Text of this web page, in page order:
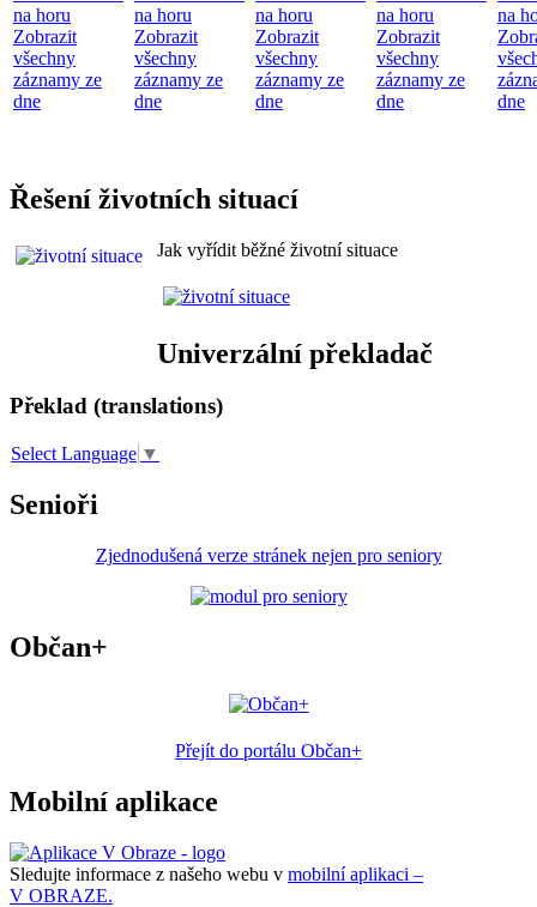
na horu
Zobrazit
všechny
záznamy ze
dne
na horu
Zobrazit
všechny
záznamy ze
dne
na horu
Zobrazit
všechny
záznamy ze
dne
na horu
Zobrazit
všechny
záznamy ze
dne
na
dne
Řešení životních situací
Jak vyřídit běžné životní situace
Univerzální překladač
Překlad (translations)
Select Language ▼
Senioři
Zjednodušená verze stránek nejen pro seniory
Občan+
Přejít do portálu Občan+
Mobilní aplikace
Sledujte informace z našeho webu v mobilní aplikaci –
V OBRAZE.